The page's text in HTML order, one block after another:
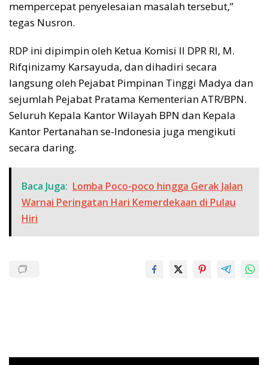
mempercepat penyelesaian masalah tersebut,”
tegas Nusron.
RDP ini dipimpin oleh Ketua Komisi II DPR RI, M.
Rifqinizamy Karsayuda, dan dihadiri secara
langsung oleh Pejabat Pimpinan Tinggi Madya dan
sejumlah Pejabat Pratama Kementerian ATR/BPN.
Seluruh Kepala Kantor Wilayah BPN dan Kepala
Kantor Pertanahan se-Indonesia juga mengikuti
secara daring.
Baca Juga: Lomba Poco-poco hingga Gerak Jalan
Warnai Peringatan Hari Kemerdekaan di Pulau
Hiri